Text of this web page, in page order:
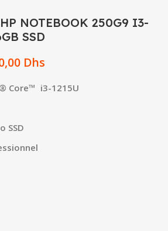
NOTEBOOK 250G9 I3-
SSD
Dhs
Core™ i3-1215U
SSD